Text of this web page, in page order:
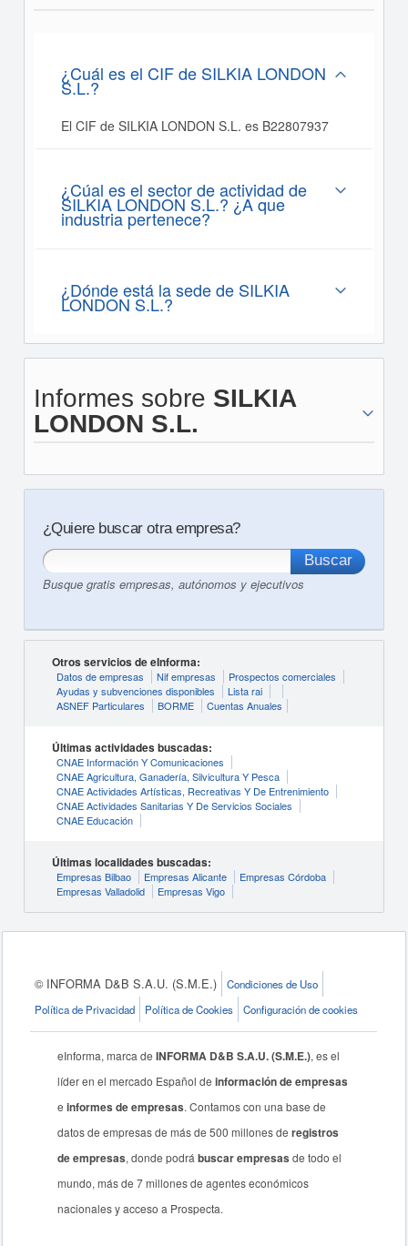
¿Cuál es el CIF de SILKIA LONDON
S.L.?
El CIF de SILKIA LONDON S.L. es B22807937
¿Cúal es el sector de actividad de
SILKIA LONDON S.L.? ¿A que
industria pertenece?
¿Dónde está la sede de SILKIA
LONDON S.L.?
Informes sobre SILKIA
LONDON S.L.
¿Quiere buscar otra empresa?
Busque gratis empresas, autónomos y ejecutivos
Otros servicios de eInforma:
Datos de empresas Nif empresas
Prospectos comerciales
Ayudas y subvenciones disponibles
Lista rai
ASNEF Particulares
BORME Cuentas Anuales
Últimas actividades buscadas:
CNAE Información Y Comunicaciones
CNAE Agricultura, Ganadería, Silvicultura Y Pesca
CNAE Actividades Artísticas, Recreativas Y De Entrenimiento
CNAE Actividades Sanitarias Y De Servicios Sociales
CNAE Educación
Últimas localidades buscadas:
Empresas Bilbao Empresas Alicante
Empresas Córdoba
Empresas Valladolid
Empresas Vigo
© INFORMA D&B S.A.U. (S.M.E.)
Condiciones de Uso
Política de Privacidad
Política de Cookies Configuración de cookies
eInforma, marca deINFORMA D&B S.A.U. (S.M.E.), es el
líder en el mercado Español deinformación de empresas
einformes de empresas. Contamos con una base de
datos de empresas de más de 500 millones deregistros
de empresas, donde podrábuscar empresas de todo el
mundo, más de 7 millones de agentes económicos
nacionales y acceso a Prospecta.